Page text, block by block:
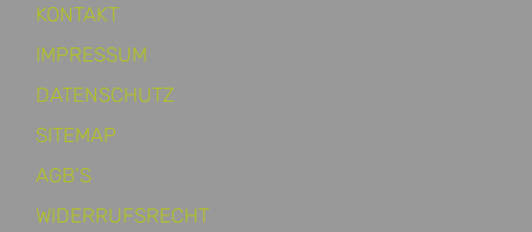
KONTAKT
IMPRESSUM
DATENSCHUTZ
SITEMAP
AGB’S
WIDERRUFSRECHT